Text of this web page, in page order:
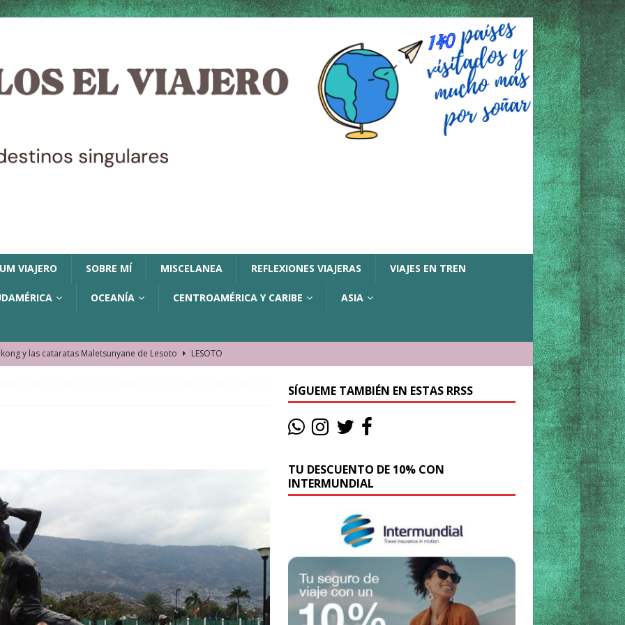
VIAJERO SOBRE MÍ MISCELANEA REFLEXIONES VIAJERAS VIAJES EN TREN
OCEANÍA CENTROAMÉRICA Y CARIBE ASIA
y las cataratas Maletsunyane de Lesoto
LESOTO
La historia de la misteriosa avioneta de la playa
moverse en Seychelles de manera sostenible
Manama. La capital de Baréin
El barrio más castizo de Malabo GUINEA ECUATORIAL
SÍGUEME TAMBIÉN EN ESTAS RRSS
TU DESCUENTO DE 10% CON
INTERMUNDIAL